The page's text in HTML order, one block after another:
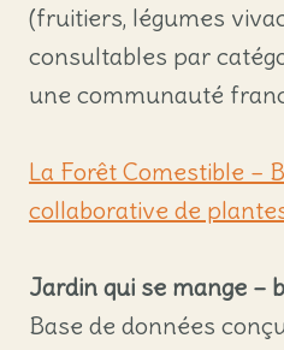
(fruitiers, légumes
consultables par
une communauté
La Forêt Comestible –
collaborative de
Jardin qui se mange –
Base de données